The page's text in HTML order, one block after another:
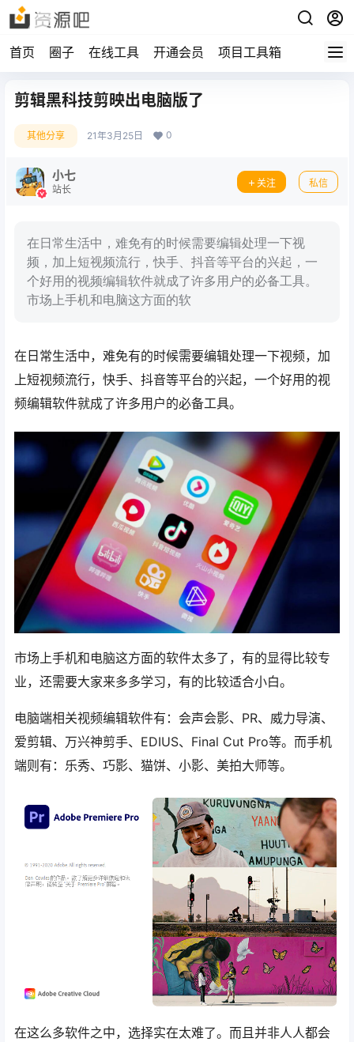
首页 圈子 在线工具 开通会员 项目工具箱
剪辑黑科技剪映出电脑版了
其他分享 21年3月25日 0
小七
站长
关注 私信
在日常生活中，难免有的时候需要编辑处理一下视
频，加上短视频流行，快手、抖音等平台的兴起，一
个好用的视频编辑软件就成了许多用户的必备工具。
市场上手机和电脑这方面的软
在日常生活中，难免有的时候需要编辑处理一下视频，加
上短视频流行，快手、抖音等平台的兴起，一个好用的视
频编辑软件就成了许多用户的必备工具。
市场上手机和电脑这方面的软件太多了，有的显得比较专
业，还需要大家来多多学习，有的比较适合小白。
电脑端相关视频编辑软件有：会声会影、PR、威力导演、
爱剪辑、万兴神剪手、EDIUS、Final Cut Pro等。而手机
端则有：乐秀、巧影、猫饼、小影、美拍大师等。
在这么多软件之中，选择实在太难了。而且并非人人都会